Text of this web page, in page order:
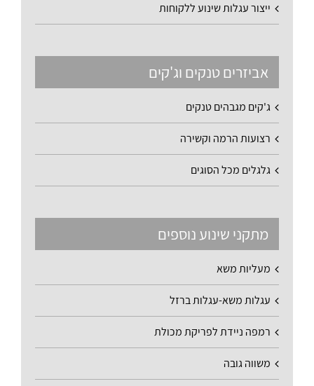
ייצור עגלות שינוע ללקוחות
אביזרים טנקים וג'קים
ג'קים מגבהים טנקים
רצועות הרמה וקשירה
גלגלים מכל הסוגים
מתקני שינוע נוספים
מעליות משא
עגלות משא-עגלות ברזל
רמפה ניידת לפריקת מכולת
משווה גובה